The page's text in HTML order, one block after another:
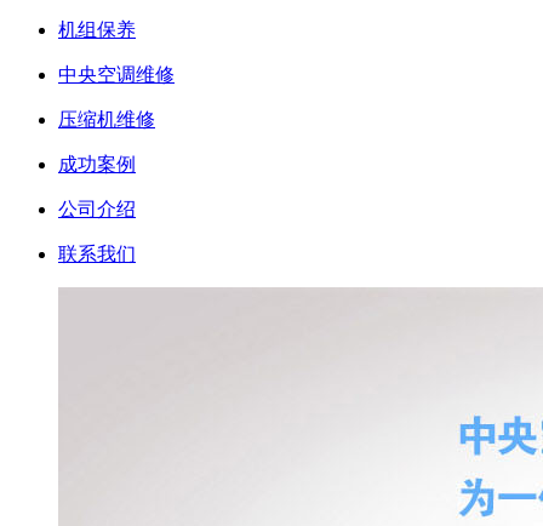
机组保养
中央空调维修
压缩机维修
成功案例
公司介绍
联系我们